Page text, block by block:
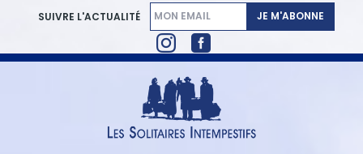
SUIVRE L'ACTUALITÉ JE M'ABONNE